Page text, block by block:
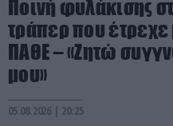
Ποινή φυλάκισης
τράπερ που
ΠΑΘΕ – «Ζητώ
μου»
05.08.2026 | 20:25